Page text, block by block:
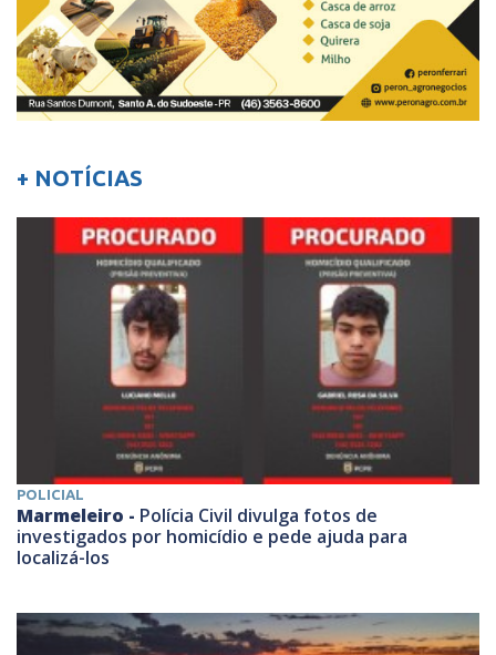
+ NOTÍCIAS
POLICIAL
Marmeleiro - Polícia Civil divulga fotos de
investigados por homicídio e pede ajuda para
localizá-los